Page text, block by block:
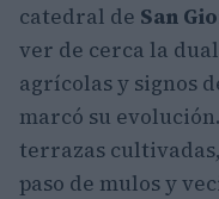
catedral de San
ver de cerca la
agrícolas y signos
marcó su
terrazas
paso de mulos y